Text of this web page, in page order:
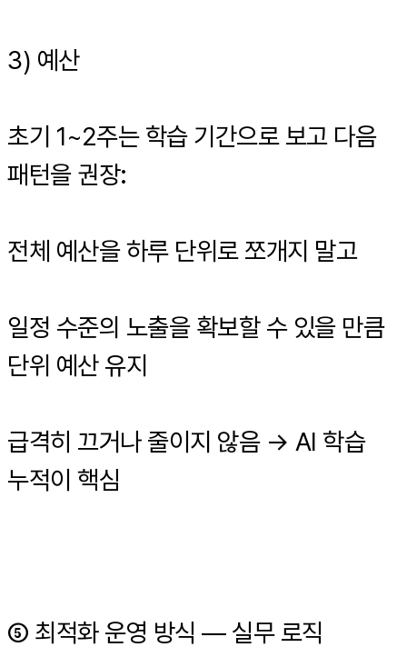
3) 예산
초기 1~2주는 학습 기간으로 보고 다음
패턴을 권장:
전체 예산을 하루 단위로 쪼개지 말고
일정 수준의 노출을 확보할 수 있을 만큼
단위 예산 유지
급격히 끄거나 줄이지 않음 → AI 학습
누적이 핵심
⑤ 최적화 운영 방식 — 실무 로직